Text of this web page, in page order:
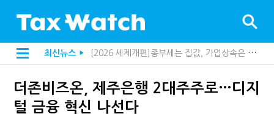
최신뉴스 ▶
[2026 세제개편]종부세는 집값, 가업상속은 기술…납세자가 꼭 볼 5가지
해외 안 갔는데 긁힌 신용카드…관세청이 몇분 만에 찾아낸 비결은?
전자담배 통관, 이제 제품이 아니라 공급망을 본다
더존비즈온, 제주은행 2대주주로…디지
털 금융 혁신 나선다